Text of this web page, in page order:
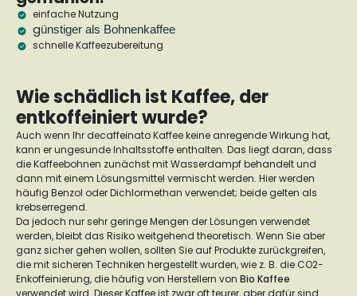
einfache Nutzung
günstiger als Bohnenkaffee
schnelle Kaffeezubereitung
Wie schädlich ist Kaffee, der
entkoffeiniert wurde?
Auch wenn Ihr decaffeinato Kaffee keine anregende Wirkung hat,
kann er ungesunde Inhaltsstoffe enthalten. Das liegt daran, dass
die Kaffeebohnen zunächst mit Wasserdampf behandelt und
dann mit einem Lösungsmittel vermischt werden. Hier werden
häufig Benzol oder Dichlormethan verwendet; beide gelten als
krebserregend.
Da jedoch nur sehr geringe Mengen der Lösungen verwendet
werden, bleibt das Risiko weitgehend theoretisch. Wenn Sie aber
ganz sicher gehen wollen, sollten Sie auf Produkte zurückgreifen,
die mit sicheren Techniken hergestellt wurden, wie z. B. die CO2-
Enkoffeinierung, die häufig von Herstellern von Bio Kaffee
verwendet wird. Dieser Kaffee ist zwar oft teurer, aber dafür sind